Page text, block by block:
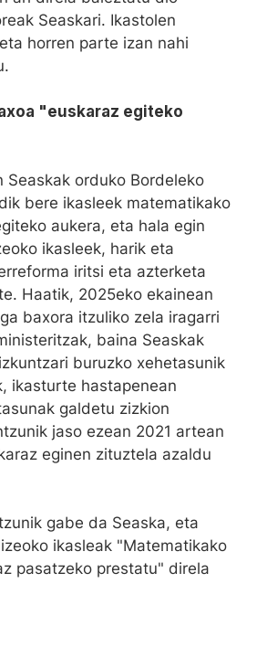
Seaskari. Ikastolen
horren parte izan nahi
"euskaraz egiteko
Seaskak orduko Bordeleko
bere ikasleek matematikako
aukera, eta hala egin
ikasleek, harik eta
iritsi eta azterketa
Haatik, 2025eko ekainean
baxora itzuliko zela iragarri
baina Seaskak
buruzko xehetasunik
ikasturte hastapenean
galdetu zizkion
jaso ezean 2021 artean
eginen zituztela azaldu
gabe da Seaska, eta
ikasleak "Matematikako
pasatzeko prestatu" direla